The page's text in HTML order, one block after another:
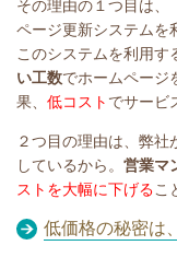
その理由の１つ目は、
ページ更新システムを
このシステムを利用す
い工数でホームページ
果、 低コスト でサービ
２つ目の理由は、弊社
しているから。 営業マ
ストを大幅に下げるこ
低価格の秘密は